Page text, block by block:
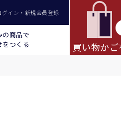
グイン・新規会員登録
の商品で
をつくる
買い物か